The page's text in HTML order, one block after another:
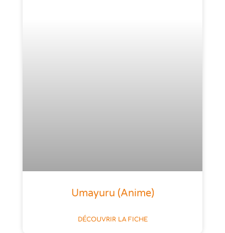
Umayuru (anime)
DÉCOUVRIR LA FICHE